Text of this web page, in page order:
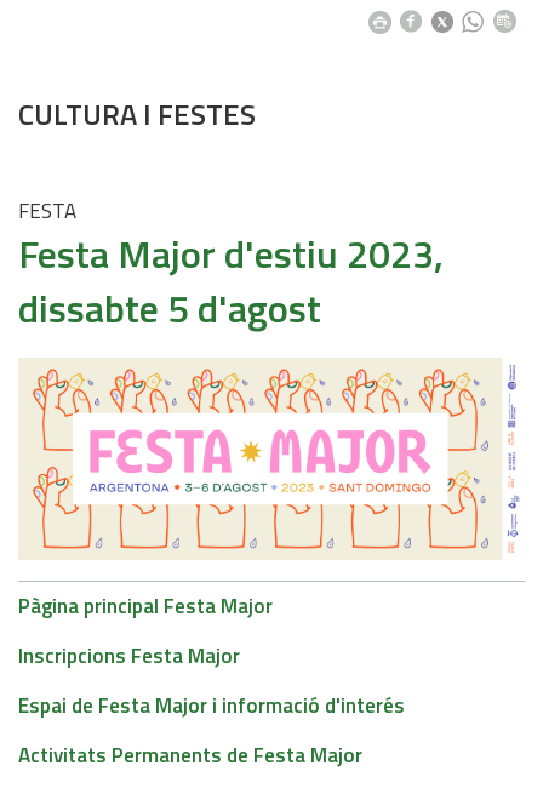
CULTURA I FESTES
FESTA
Festa Major d'estiu 2023,
dissabte 5 d'agost
Pàgina principal Festa Major
Inscripcions Festa Major
Espai de Festa Major i informació d'interés
Activitats Permanents de Festa Major